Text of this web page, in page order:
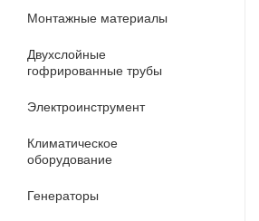
Монтажные материалы
Двухслойные
гофрированные трубы
Электроинструмент
Климатическое
оборудование
Генераторы